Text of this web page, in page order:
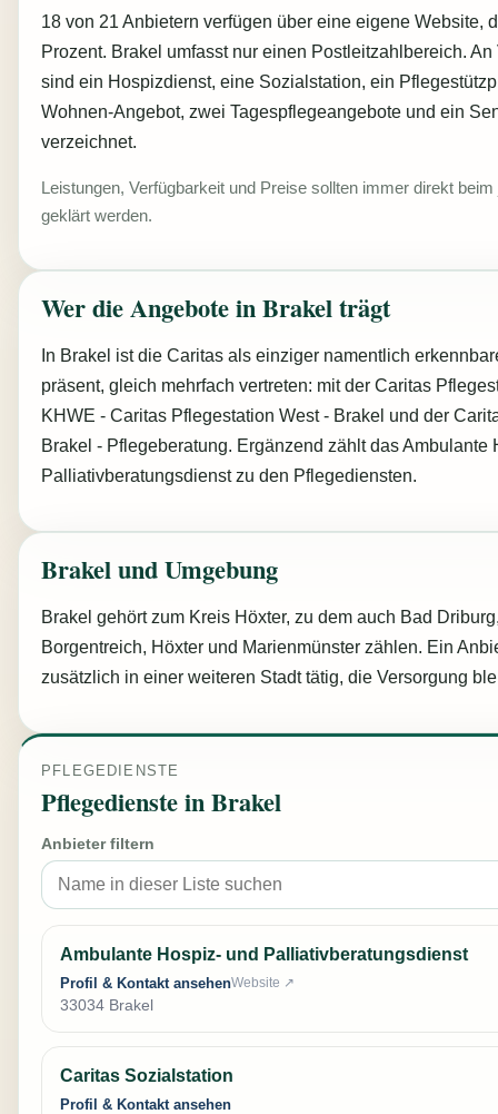
18 von 21 Anbietern verfügen über eine eigene Website,
Prozent. Brakel umfasst nur einen Postleitzahlbereich.
sind ein Hospizdienst, eine Sozialstation, ein
Wohnen-Angebot, zwei Tagespflegeangebote und ein
verzeichnet.
Leistungen, Verfügbarkeit und Preise sollten immer direkt
geklärt werden.
Wer die Angebote in Brakel trägt
In Brakel ist die Caritas als einziger namentlich
präsent, gleich mehrfach vertreten: mit der Caritas
KHWE - Caritas Pflegestation West - Brakel und der
Brakel - Pflegeberatung. Ergänzend zählt das Ambulante
Palliativberatungsdienst zu den Pflegediensten.
Brakel und Umgebung
Brakel gehört zum Kreis Höxter, zu dem auch Bad
Borgentreich, Höxter und Marienmünster zählen. Ein
zusätzlich in einer weiteren Stadt tätig, die Versorgung
PFLEGEDIENSTE
Pflegedienste in Brakel
Anbieter filtern
Ambulante Hospiz- und Palliativberatungsdienst
Profil & Kontakt ansehenWebsite ↗
33034 Brakel
Caritas Sozialstation
Profil & Kontakt ansehen